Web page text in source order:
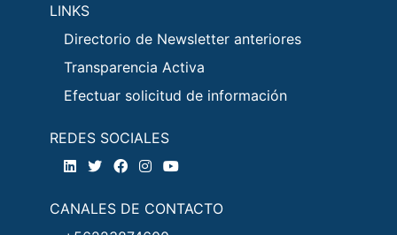
LINKS
Directorio de Newsletter anteriores
Transparencia Activa
Efectuar solicitud de información
REDES SOCIALES
CANALES DE CONTACTO